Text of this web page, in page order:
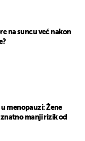
na suncu već nakon
menopauzi: Žene
manji rizik od